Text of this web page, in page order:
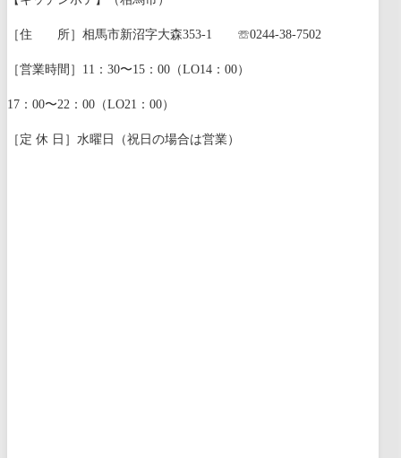
［住 所］相馬市新沼字大森353-1 ☏0244-38-7502
［営業時間］11：30〜15：00（LO14：00）
17：00〜22：00（LO21：00）
［定 休 日］水曜日（祝日の場合は営業）